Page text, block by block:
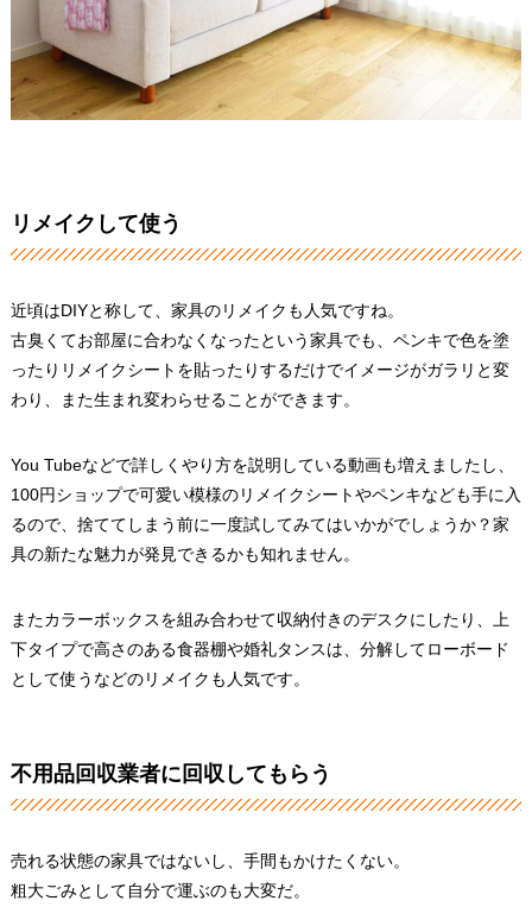
リメイクして使う
近頃はDIYと称して、家具のリメイクも人気ですね。
古臭くてお部屋に合わなくなったという家具でも、ペンキで色を塗
ったりリメイクシートを貼ったりするだけでイメージがガラリと変
わり、また生まれ変わらせることができます。
You Tubeなどで詳しくやり方を説明している動画も増えましたし、
100円ショップで可愛い模様のリメイクシートやペンキなども手に入
るので、捨ててしまう前に一度試してみてはいかがでしょうか？家
具の新たな魅力が発見できるかも知れません。
またカラーボックスを組み合わせて収納付きのデスクにしたり、上
下タイプで高さのある食器棚や婚礼タンスは、分解してローボード
として使うなどのリメイクも人気です。
不用品回収業者に回収してもらう
売れる状態の家具ではないし、手間もかけたくない。
粗大ごみとして自分で運ぶのも大変だ。